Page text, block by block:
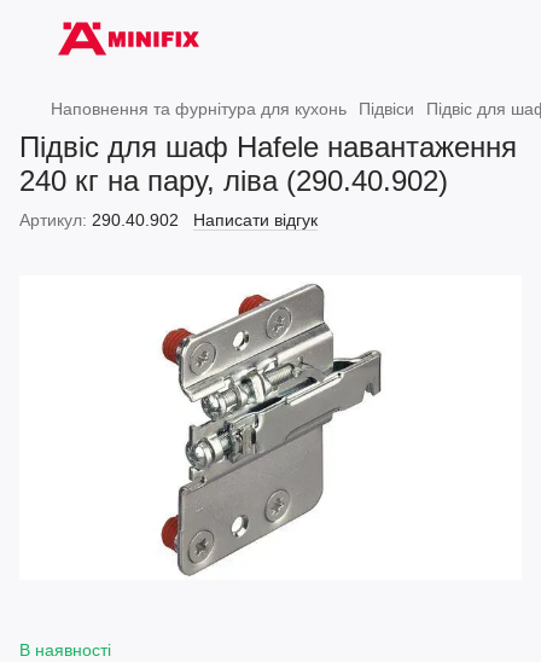
Наповнення та фурнітура для кухонь Підвіси Підвіс для
Підвіс для шаф Hafele навантаження
240 кг на пару, ліва (290.40.902)
Артикул: 290.40.902 Написати відгук
В наявності